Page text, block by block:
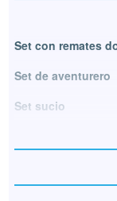
Set con remates
Set de aventurero
Set sucio